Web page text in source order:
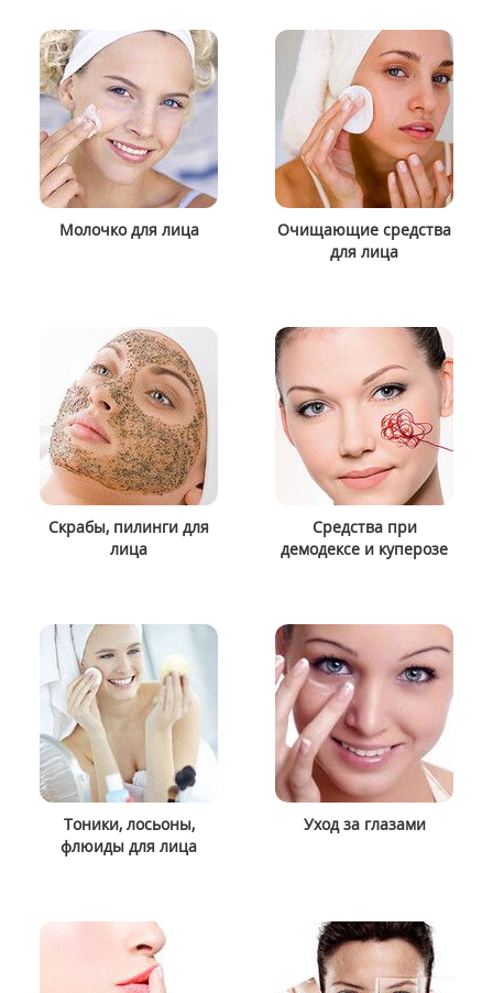
Молочко для лица
Очищающие средства
для лица
Скрабы, пилинги для
лица
Средства при
демодексе и куперозе
Тоники, лосьоны,
флюиды для лица
Уход за глазами